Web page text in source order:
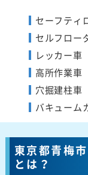
セーフティ
セルフロー
レッカー車
高所作業車
穴掘建柱車
バキューム
東京都青梅
とは？